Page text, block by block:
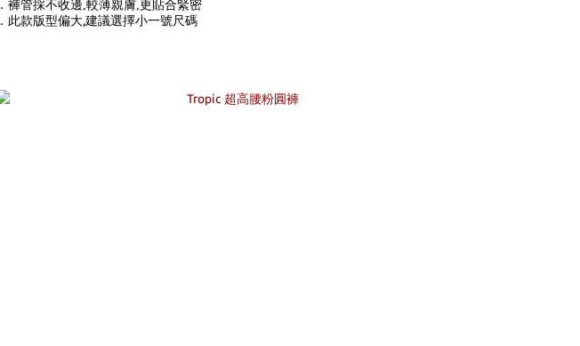
．褲管採不收邊,較薄親膚,更貼合緊密
． 此款版型偏大,建議選擇小一號尺碼